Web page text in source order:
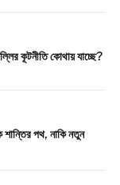
কূটনীতি কোথায় যাচ্ছে?
শান্তির পথ, নাকি নতুন